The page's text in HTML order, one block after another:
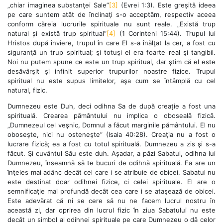
„chiar imaginea substanţei Sale”[3] (Evrei 1:3). Este greșită ideea
pe care suntem atât de înclinaţi s-o acceptăm, respectiv aceea
conform căreia lucrurile spirituale nu sunt reale. „Există trup
natural și există trup spiritual”[4]
(1 Corinteni 15:44). Trupul lui
Hristos după înviere, trupul în care El s-a înălţat la cer, a fost cu
siguranţă un trup spiritual; şi totuşi el era foarte real şi tangibil.
Noi nu putem spune ce este un trup spiritual, dar ştim că el este
desăvârşit și infinit superior trupurilor noastre fizice. Trupul
spiritual nu este supus limitelor, aşa cum se întâmplă cu cel
natural, fizic.
Dumnezeu este Duh, deci odihna Sa de după creație a fost una
spirituală. Crearea pământului nu implica o oboseală fizică.
„Dumnezeul cel veşnic, Domnul a făcut marginile pământului. El nu
oboseşte, nici nu osteneşte” (Isaia 40:28). Creaţia nu a fost o
lucrare fizică; ea a fost cu totul spirituală. Dumnezeu a zis şi s-a
făcut. Şi cuvântul Său este duh. Așadar, a păzi Sabatul, odihna lui
Dumnezeu, înseamnă să te bucuri de odihnă spirituală. Ea are un
înţeles mai adânc decât cel care i se atribuie de obicei. Sabatul nu
este destinat doar odihnei fizice, ci celei spirituale. El are o
semnificaţie mai profundă decât cea care i se ataşează de obicei.
Este adevărat că ni se cere să nu ne facem lucrul nostru în
această zi, dar oprirea din lucrul fizic în ziua Sabatului nu este
decât un simbol al odihnei spirituale pe care Dumnezeu o dă celor